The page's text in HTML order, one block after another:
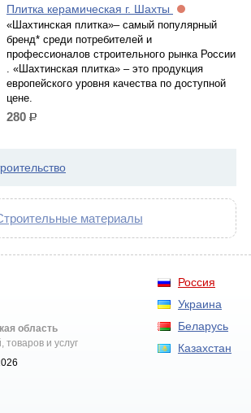
Плитка керамическая г. Шахты
«Шахтинская плитка»– самый популярный
бренд* среди потребителей и
профессионалов строительного рынка России
. «Шахтинская плитка» – это продукция
европейского уровня качества по доступной
цене.
280 р.
материалы
Россия
Украина
Беларусь
Казахстан
область
товаров и услуг